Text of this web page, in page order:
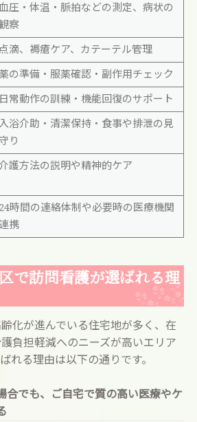
血圧・体温・脈拍などの測定、病状の
観察
点滴、褥瘡ケア、カテーテル管理
の準備・服薬確認・副作用チェック
日常動作の訓練・機能回復のサポート
入浴介助・清潔保持・食事や排泄の見
り
護方法の説明や精神的ケア
24時間の連絡体制や必要時の医療機関
連携
で訪問看護が選ばれる理
化が進んでいる住宅地が多く、在
負担軽減へのニーズが高いエリア
れる理由は以下の通りです。
合でも、ご自宅で質の高い医療やケ